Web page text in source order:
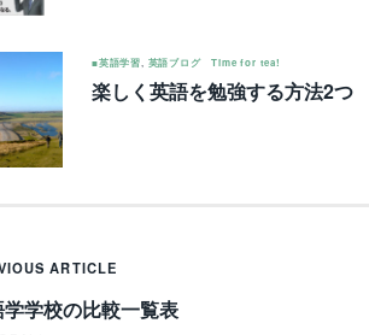
■英語学習 英語ブログ Time for tea!
楽しく英語を勉強する方法2つ
ARTICLE
学校の比較一覧表